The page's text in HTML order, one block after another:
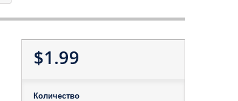
$1.99
Количество